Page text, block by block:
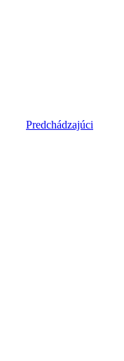
Predchádzajúci